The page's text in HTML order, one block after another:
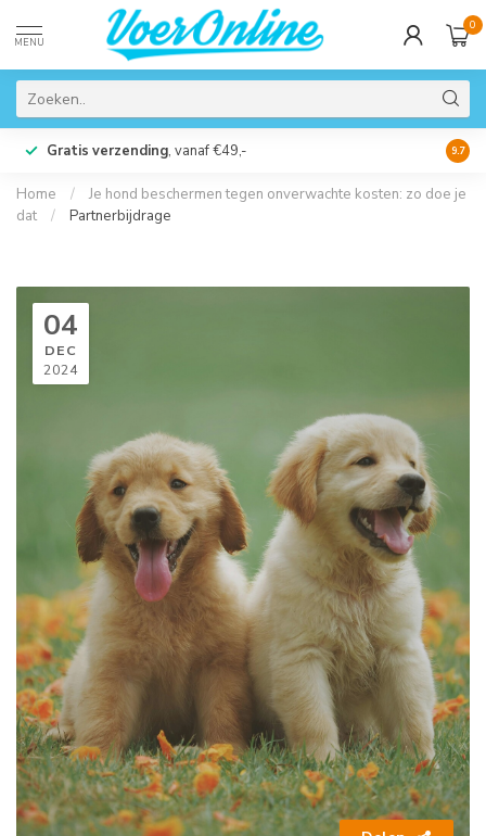
MENU
0
Gratis verzending, vanaf €49,- 9.7
Home /
Je hond beschermen tegen onverwachte kosten: zo doe je
dat
/ Partnerbijdrage
04
DEC
2024